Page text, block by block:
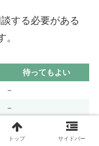
する必要がある
。
待ってもよい
－
－
－
トップ サイドバー